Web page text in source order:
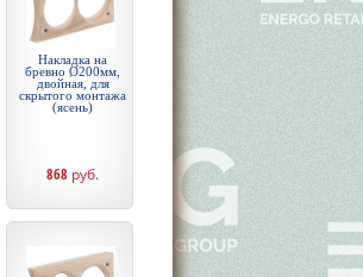
Накладка на
бревно Ø200мм,
двойная, для
скрытого монтажа
(ясень)
868 руб.